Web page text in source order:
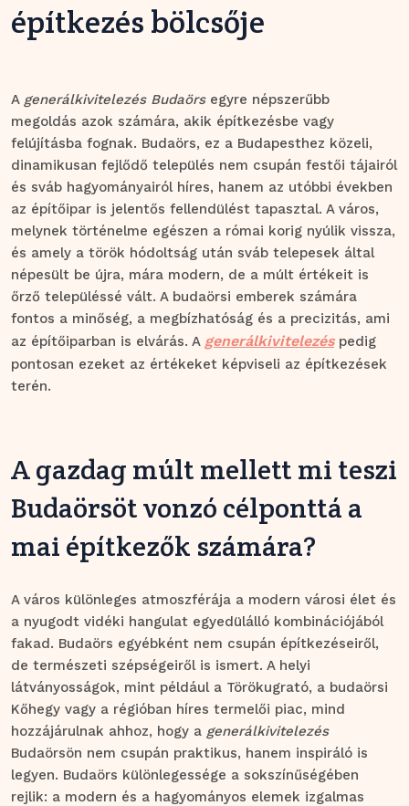
építkezés bölcsője
A generálkivitelezés Budaörsegyre népszerűbb
megoldás azok számára, akik építkezésbe vagy
felújításba fognak. Budaörs, ez a Budapesthez közeli,
dinamikusan fejlődő település nem csupán festői tájairól
és sváb hagyományairól híres, hanem az utóbbi években
az építőipar is jelentős fellendülést tapasztal. A város,
melynek történelme egészen a római korig nyúlik vissza,
és amely a török hódoltság után sváb telepesek által
népesült be újra, mára modern, de a múlt értékeit is
őrző településsé vált. A budaörsi emberek számára
fontos a minőség, a megbízhatóság és a precizitás, ami
az építőiparban is elvárás. A generálkivitelezéspedig
pontosan ezeket az értékeket képviseli az építkezések
terén.
A gazdag múlt mellett mi teszi
Budaörsöt vonzó célponttá a
mai építkezők számára?
A város különleges atmoszférája a modern városi élet és
a nyugodt vidéki hangulat egyedülálló kombinációjából
fakad. Budaörs egyébként nem csupán építkezéseiről,
de természeti szépségeiről is ismert. A helyi
látványosságok, mint például a Törökugrató, a budaörsi
Kőhegy vagy a régióban híres termelői piac, mind
hozzájárulnak ahhoz, hogy a generálkivitelezés
Budaörsön nem csupán praktikus, hanem inspiráló is
legyen. Budaörs különlegessége a sokszínűségében
rejlik: a modern és a hagyományos elemek izgalmas